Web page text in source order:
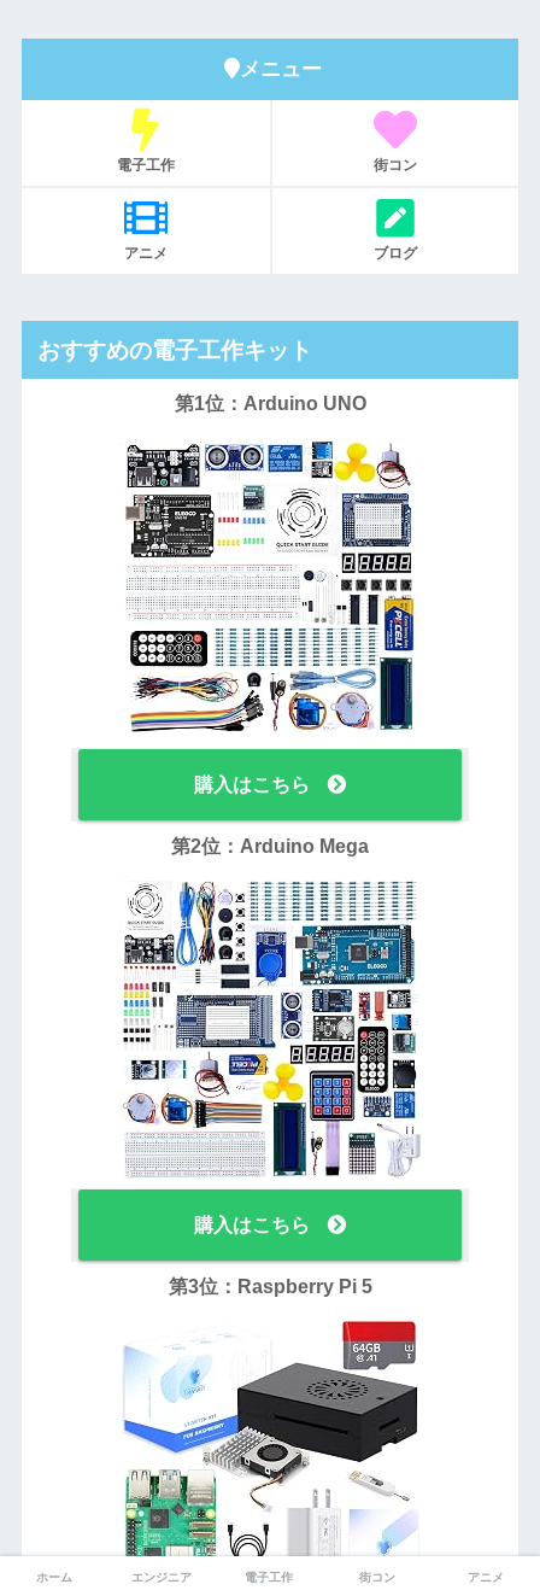
メニュー
電子工作 街コン
アニメ ブログ
おすすめの電子工作キット
第1位：Arduino UNO
購入はこちら
第2位：Arduino Mega
購入はこちら
第3位：Raspberry Pi 5
ホーム エンジニア 電子工作 街コン アニメ